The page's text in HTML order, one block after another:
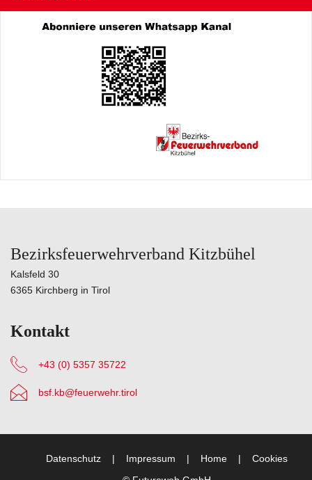
Bezirksfeuerwehrverband Kitzbühel
Kalsfeld 30
6365 Kirchberg in Tirol
Kontakt
+43 (0) 5357 35722
bsf.kb@feuerwehr.tirol
Datenschutz Impressum Home Cookies